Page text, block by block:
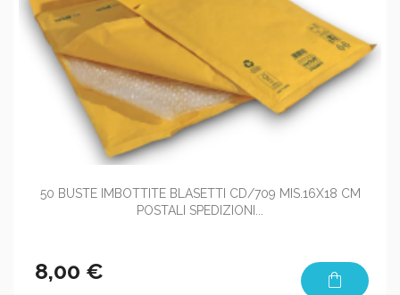
50 BUSTE IMBOTTITE BLASETTI CD/709 MIS.16X18 CM
POSTALI SPEDIZIONI...
8,00 € shopping_bag